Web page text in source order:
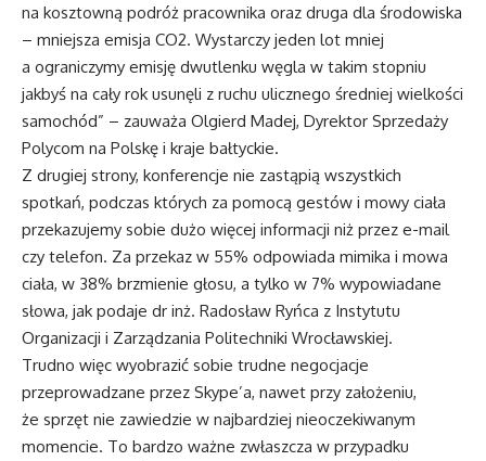
na kosztowną podróż pracownika oraz druga dla środowiska
– mniejsza emisja CO2. Wystarczy jeden lot mniej
a ograniczymy emisję dwutlenku węgla w takim stopniu
jakbyś na cały rok usunęli z ruchu ulicznego średniej wielkości
samochód” – zauważa Olgierd Madej, Dyrektor Sprzedaży
Polycom na Polskę i kraje bałtyckie.
Z drugiej strony, konferencje nie zastąpią wszystkich
spotkań, podczas których za pomocą gestów i mowy ciała
przekazujemy sobie dużo więcej informacji niż przez e-mail
czy telefon. Za przekaz w 55% odpowiada mimika i mowa
ciała, w 38% brzmienie głosu, a tylko w 7% wypowiadane
słowa, jak podaje dr inż. Radosław Ryńca z Instytutu
Organizacji i Zarządzania Politechniki Wrocławskiej.
Trudno więc wyobrazić sobie trudne negocjacje
przeprowadzane przez Skype’a, nawet przy założeniu,
że sprzęt nie zawiedzie w najbardziej nieoczekiwanym
momencie. To bardzo ważne zwłaszcza w przypadku